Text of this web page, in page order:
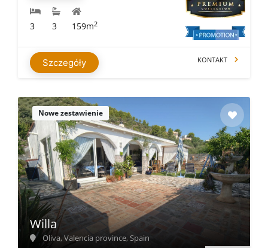
3 3 159m2
Szczegóły KONTAKT
Nowe zestawienie
Willa
Oliva, Valencia province, Spain